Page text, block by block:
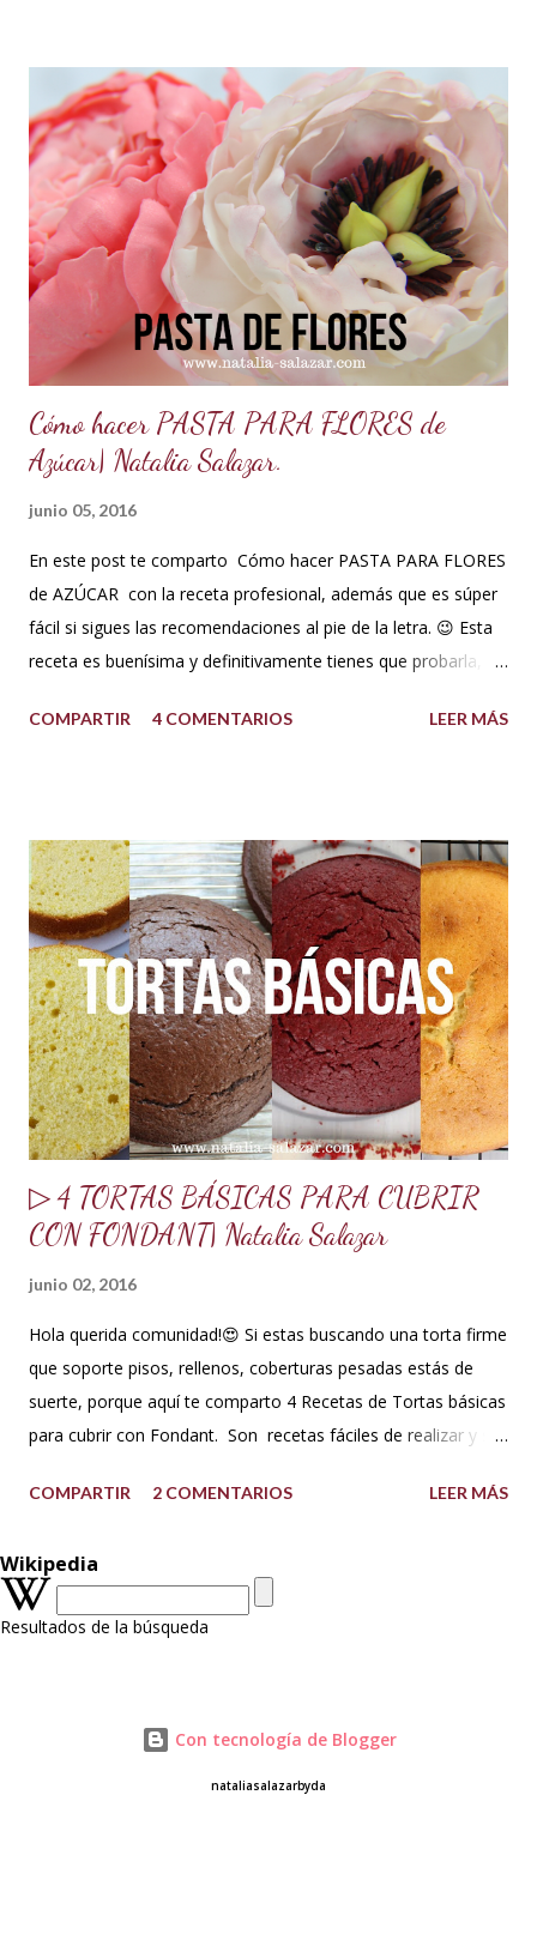
de vainilla al gusto. Colorantes en gel para repostería, si se
desea dar color. PREPARACIÓN: Cernir o tamizar el azúcar
glass. Colocar en un bowl o tazón la manteca blanca. Batir a
velocidad media e ir poniendo el azúcar poco a poco hasta
que este firme y esponjoso. Agregar un chorrito de esencia
de vainilla o al gusto. Finalmente agregar el color deseado.
TIPS : Si deseas que el buttercream vegetal sea más duro
porque el clima está muy c...
Cómo hacer PASTA PARA FLORES de
Azúcar| Natalia Salazar.
junio 05, 2016
En este post te comparto Cómo hacer PASTA PARA FLORES
de AZÚCAR con la receta profesional, además que es súper
fácil si sigues las recomendaciones al pie de la letra. 😉 Esta
receta es buenísima y definitivamente tienes que probarla,
súper fina y también soporta los climas más húmedos. Es
azúcar glass o impalpable 15 ml de CMC o Tylose 25 ml de
agua para hidratar la gelatina 1 sobrecito de gelatina sin
sabor o grenetina o 7 g. 10 g de merengue en polvo + 30 ml
de agua para hidratar. Nota: Si no se consigue se puede usar
1 clara de huevo pasteurizado, pero recomiendo mejor el
merengue en polvo, lo venden en tiendas de insumos
reposteros. 10 ml de glucosa o miel de maíz 15 ml de Crisco
o ma...
COMPARTIR 4 COMENTARIOS LEER MÁS
▷ 4 TORTAS BÁSICAS PARA CUBRIR
CON FONDANT| Natalia Salazar
junio 02, 2016
Hola querida comunidad!😍 Si estas buscando una torta firme
que soporte pisos, rellenos, coberturas pesadas estás de
suerte, porque aquí te comparto 4 Recetas de Tortas básicas
para cubrir con Fondant. Son recetas fáciles de realizar y su
comparto dos versiones de la torta de vainilla, la primera con
cobertura de Fondant, butteercream, ganache y el montaje
de varios pisos. A las tortas con base de mantequilla las
puedes tallar porque la textura es compacta al ser BATIDOS
minutos Horneado: 30 minutos Porciones: 18-20 Molde: 20
COMPARTIR 2 COMENTARIOS LEER MÁS
Wikipedia
Resultados de la búsqueda
Con tecnología de Blogger
nataliasalazarbyda